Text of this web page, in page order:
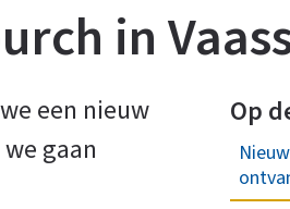
in
Op
een nieuw
gaan